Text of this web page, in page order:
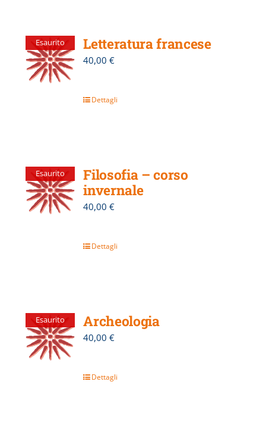
Esaurito Letteratura francese
40,00€
Dettagli
Esaurito
Filosofia – corso
invernale
40,00€
Dettagli
Esaurito Archeologia
40,00€
Dettagli